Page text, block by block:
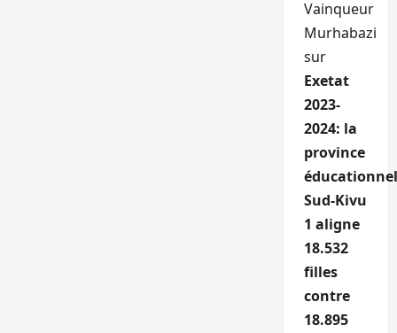
Vainqueur
Murhabazi
sur
Exetat
2023-
2024: la
province
Sud-Kivu
1 aligne
18.532
filles
contre
18.895